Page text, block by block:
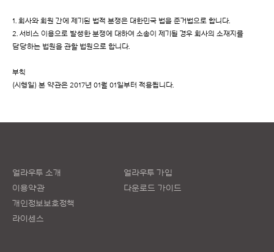
1. 회사와 회원 간에 제기된 법적 분쟁은 대한민국 법을 준거법으로 합니다.
2. 서비스 이용으로 발생한 분쟁에 대하여 소송이 제기될 경우 회사의 소재지를
담당하는 법원을 관할 법원으로 합니다.
부칙
(시행일) 본 약관은 2017년 01월 01일부터 적용됩니다.
얼라우투 소개
이용약관
개인정보보호정책
라이센스
얼라우투 가입
다운로드 가이드